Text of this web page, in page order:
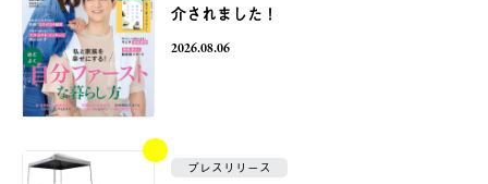
介されました！
2026.08.06
プレスリリース